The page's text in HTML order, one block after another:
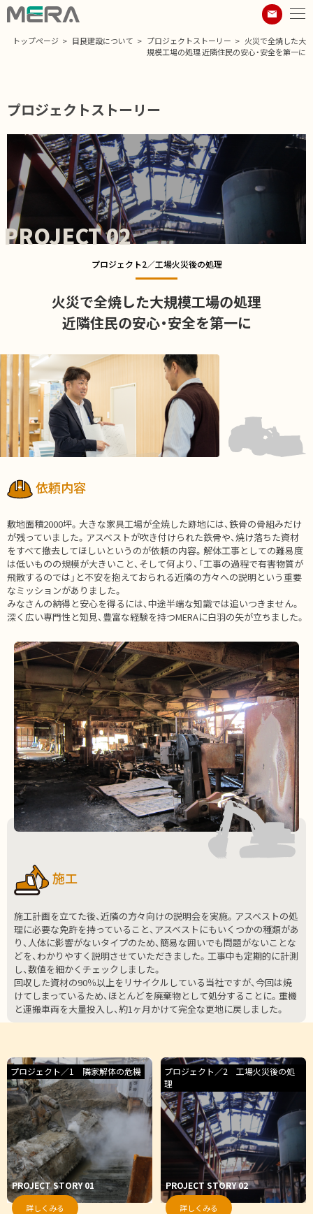
トップページ 目良建設について プロジェクトストーリー
火災で全焼した大
規模工場の処理 近隣住民の安心・安全を第一に
プロジェクトストーリー
PROJECT 02
プロジェクト2／工場火災後の処理
火災で全焼した大規模工場の処理
近隣住民の安心・安全を第一に
依頼内容
敷地面積2000坪。大きな家具工場が全焼した跡地には、鉄骨の骨組みだけ
が残っていました。アスベストが吹き付けられた鉄骨や、焼け落ちた資材
をすべて撤去してほしいというのが依頼の内容。解体工事としての難易度
は低いものの規模が大きいこと、そして何より、「工事の過程で有害物質が
飛散するのでは」と不安を抱えておられる近隣の方々への説明という重要
なミッションがありました。
みなさんの納得と安心を得るには、中途半端な知識では追いつきません。
深く広い専門性と知見、豊富な経験を持つMERAに白羽の矢が立ちました。
施工
施工計画を立てた後、近隣の方々向けの説明会を実施。アスベストの処
理に必要な免許を持っていること、アスベストにもいくつかの種類があ
り、人体に影響がないタイプのため、簡易な囲いでも問題がないことな
どを、わかりやすく説明させていただきました。工事中も定期的に計測
し、数値を細かくチェックしました。
回収した資材の90％以上をリサイクルしている当社ですが、今回は焼
けてしまっているため、ほとんどを廃棄物として処分することに。重機
と運搬車両を大量投入し、約1ヶ月かけて完全な更地に戻しました。
プロジェクト／1 隣家解体の危機
PROJECT STORY 01
詳しくみる
プロジェクト／2 工場火災後の処
理
PROJECT STORY 02
詳しくみる